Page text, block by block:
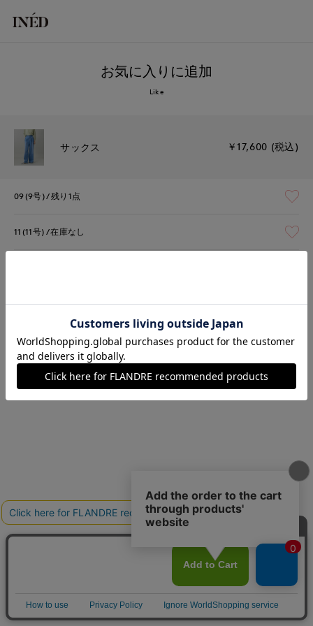
お気に入りに追加
Like
サックス ￥17,600 (税込)
09(9号) 残り1点
11(11号) 在庫なし